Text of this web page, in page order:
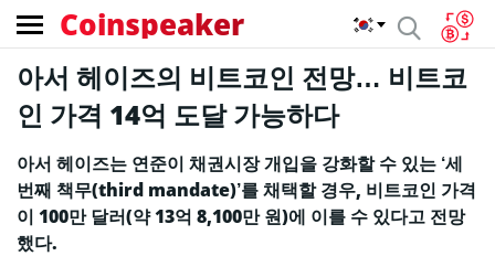
Coinspeaker
아서 헤이즈의 비트코인 전망… 비트코
인 가격 14억 도달 가능하다
아서 헤이즈는 연준이 채권시장 개입을 강화할 수 있는 ‘세
번째 책무(third mandate)’를 채택할 경우, 비트코인 가격
이 100만 달러(약 13억 8,100만 원)에 이를 수 있다고 전망
했다.